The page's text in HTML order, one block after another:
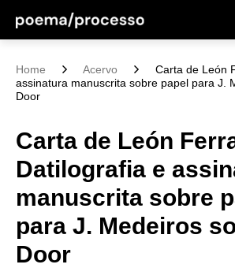
Home Acervo
Carta de León
assinatura manuscrita sobre papel para J.
Door
Carta de León
Datilografia e
manuscrita sobre
para J. Medeiros
Door